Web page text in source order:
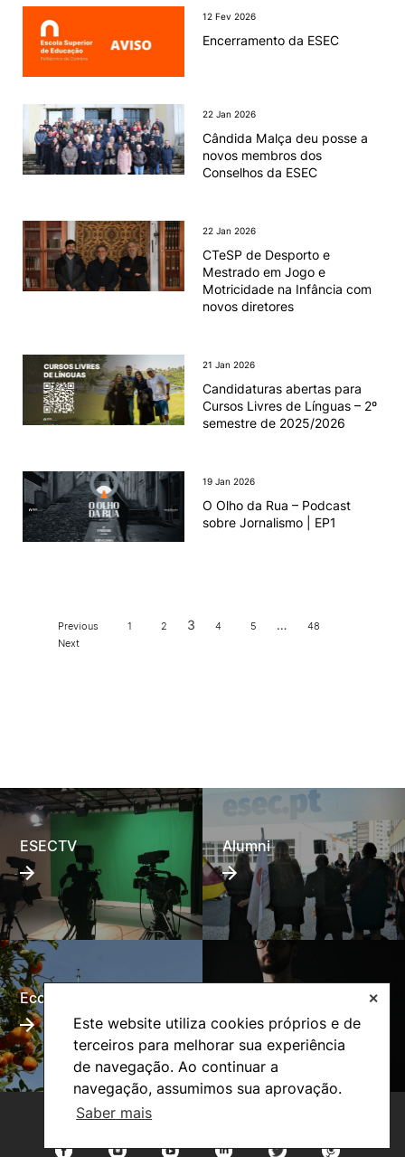
Este website utiliza cookies próprios e de
terceiros para melhorar sua experiência
de navegação. Ao continuar a
navegação, assumimos sua aprovação.
Saber mais
✕
12 Fev 2026
Encerramento da ESEC
22 Jan 2026
Cândida Malça deu posse a
novos membros dos
Conselhos da ESEC
22 Jan 2026
CTeSP de Desporto e
Mestrado em Jogo e
Motricidade na Infância com
novos diretores
21 Jan 2026
Candidaturas abertas para
Cursos Livres de Línguas – 2º
semestre de 2025/2026
19 Jan 2026
O Olho da Rua – Podcast
sobre Jornalismo | EP1
Previous 1 2 3 4 5 …
48
Next
ESECTV Alumni
Eco-Escola